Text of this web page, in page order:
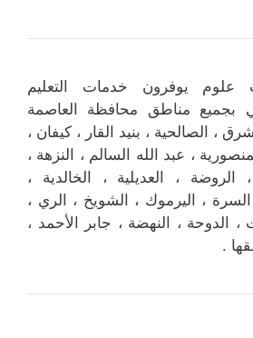
يوفرون خدمات التعليم
بجميع مناطق محافظة العاصمة
، الصالحية ، بنيد القار ، كيفان ،
، عبد الله السالم ، النزهة ،
الروضة ، العديلية ، الخالدية ،
، اليرموك ، الشويخ ، الري ،
، الدوحة ، النهضة ، جابر الأحمد ،
.